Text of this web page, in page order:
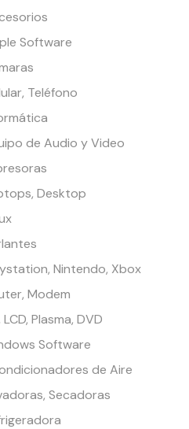
Software
Teléfono
de Audio y Video
Desktop
Nintendo, Xbox
Modem
LCD, Plasma, DVD
Software
de Aire
Secadoras